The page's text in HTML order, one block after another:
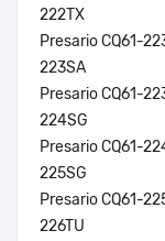
222TX
Presario CQ61-
223SA
Presario CQ61-
224SG
Presario CQ61-
225SG
Presario CQ61-
226TU